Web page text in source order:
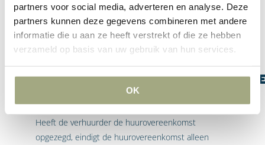
partners voor social media, adverteren en analyse. Deze
partners kunnen deze gegevens combineren met andere
informatie die u aan ze heeft verstrekt of die ze hebben
verzameld op basis van uw gebruik van hun services.
OK
voorzetting van de huur (‘belangenafweging’).
Wat zijn de gevolgen van
de opzegging van de
huurovereenkomst voor
door de verhuurder?
Heeft de verhuurder de huurovereenkomst
opgezegd, eindigt de huurovereenkomst alleen